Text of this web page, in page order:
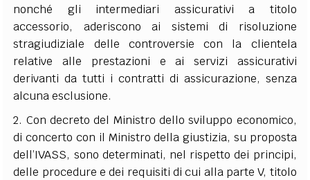
nonché gli intermediari assicurativi a titolo
accessorio, aderiscono ai sistemi di risoluzione
stragiudiziale delle controversie con la clientela
relative alle prestazioni e ai servizi assicurativi
derivanti da tutti i contratti di assicurazione, senza
alcuna esclusione.
2. Con decreto del Ministro dello sviluppo economico,
di concerto con il Ministro della giustizia, su proposta
dell’IVASS, sono determinati, nel rispetto dei principi,
delle procedure e dei requisiti di cui alla parte V, titolo